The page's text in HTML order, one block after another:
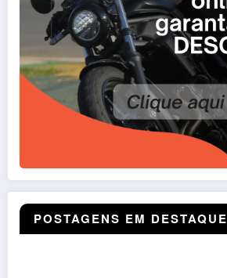
POSTAGENS EM DESTAQUE